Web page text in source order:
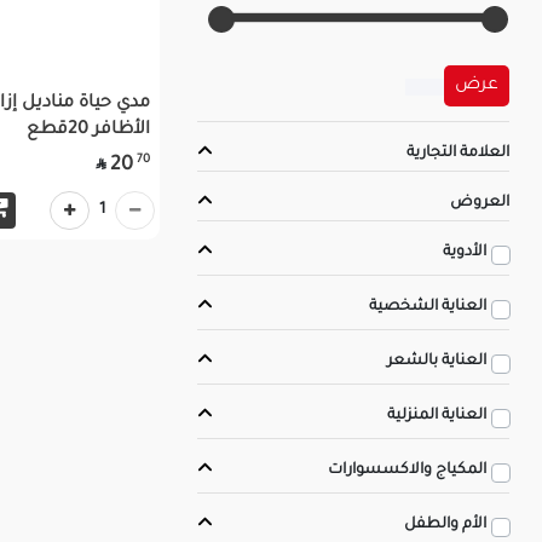
عرض
العلامة التجارية
العروض
الأدوية
العناية الشخصية
العناية بالشعر
العناية المنزلية
المكياج والاكسسوارات
الأم والطفل
مدي حياة مناديل
الأظافر 20قطع
70
20

1